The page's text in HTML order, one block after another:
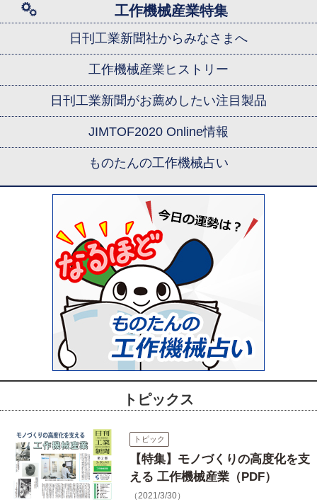
工作機械産業特集
日刊工業新聞社からみなさまへ
工作機械産業ヒストリー
日刊工業新聞がお薦めしたい注目製品
JIMTOF2020 Online情報
ものたんの工作機械占い
トピックス
トピック
【特集】モノづくりの高度化を支
える 工作機械産業（PDF）
（2021/3/30）